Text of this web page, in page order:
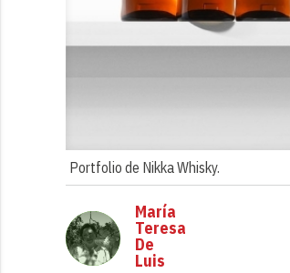
Portfolio de Nikka Whisky.
María
Teresa
De
Luis